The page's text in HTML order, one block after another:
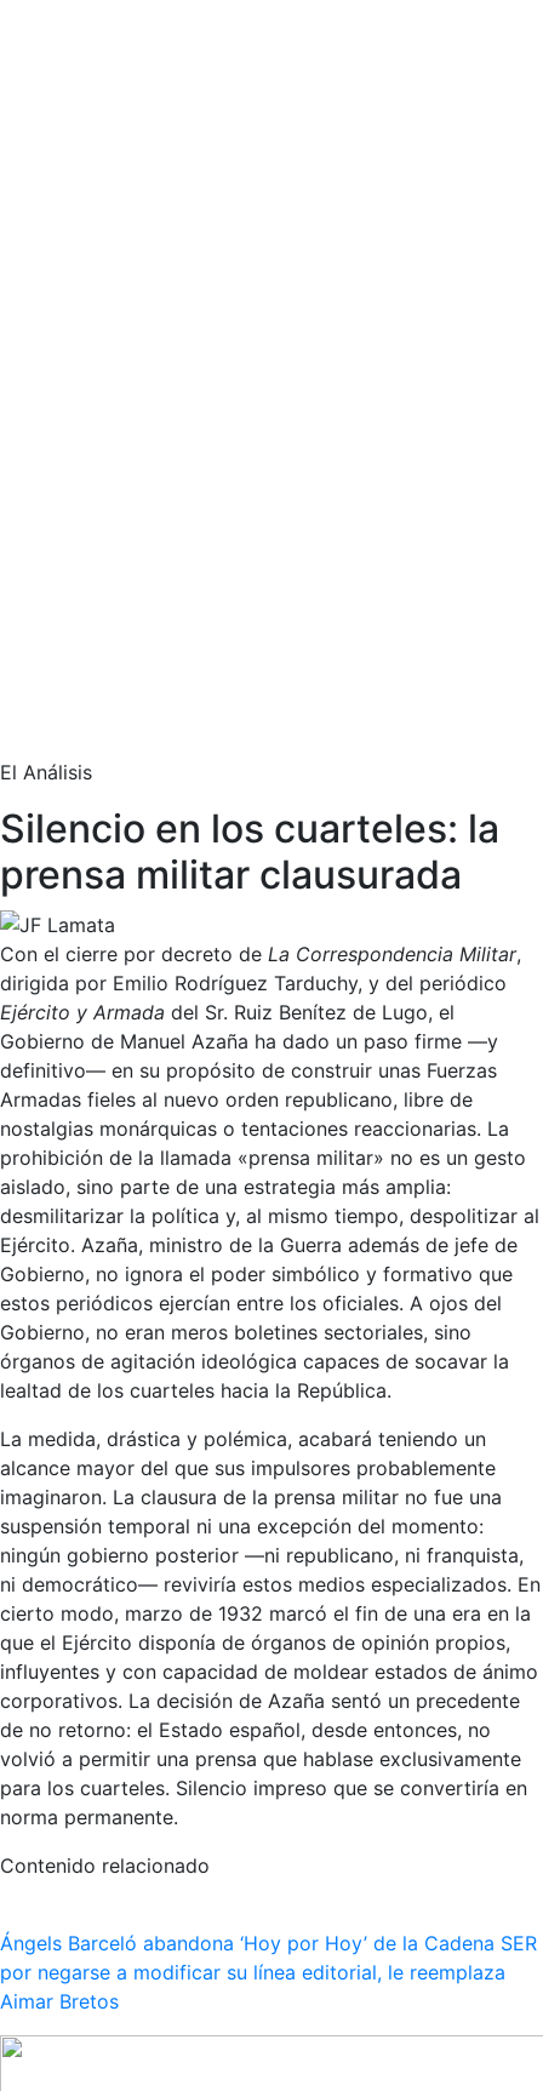
El Análisis
Silencio en los cuarteles: la
prensa militar clausurada
Con el cierre por decreto de La Correspondencia Militar,
dirigida por Emilio Rodríguez Tarduchy, y del periódico
Ejército y Armada del Sr. Ruiz Benítez de Lugo, el
Gobierno de Manuel Azaña ha dado un paso firme —y
definitivo— en su propósito de construir unas Fuerzas
Armadas fieles al nuevo orden republicano, libre de
nostalgias monárquicas o tentaciones reaccionarias. La
prohibición de la llamada «prensa militar» no es un gesto
aislado, sino parte de una estrategia más amplia:
desmilitarizar la política y, al mismo tiempo, despolitizar al
Ejército. Azaña, ministro de la Guerra además de jefe de
Gobierno, no ignora el poder simbólico y formativo que
estos periódicos ejercían entre los oficiales. A ojos del
Gobierno, no eran meros boletines sectoriales, sino
órganos de agitación ideológica capaces de socavar la
lealtad de los cuarteles hacia la República.
La medida, drástica y polémica, acabará teniendo un
alcance mayor del que sus impulsores probablemente
imaginaron. La clausura de la prensa militar no fue una
suspensión temporal ni una excepción del momento:
ningún gobierno posterior —ni republicano, ni franquista,
ni democrático— reviviría estos medios especializados. En
cierto modo, marzo de 1932 marcó el fin de una era en la
que el Ejército disponía de órganos de opinión propios,
influyentes y con capacidad de moldear estados de ánimo
corporativos. La decisión de Azaña sentó un precedente
de no retorno: el Estado español, desde entonces, no
volvió a permitir una prensa que hablase exclusivamente
para los cuarteles. Silencio impreso que se convertiría en
norma permanente.
Contenido relacionado
Ángels Barceló abandona ‘Hoy por Hoy’ de la Cadena SER
por negarse a modificar su línea editorial, le reemplaza
Aimar Bretos